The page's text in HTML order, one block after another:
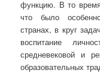
функцию. В то
что было
странах, в круг
воспитание
средневековой и
образовательных